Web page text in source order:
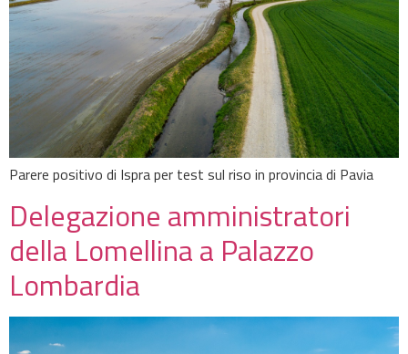
Parere positivo di Ispra per test sul riso in provincia di Pavia
Delegazione amministratori
della Lomellina a Palazzo
Lombardia